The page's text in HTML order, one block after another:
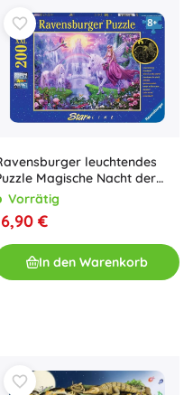
leuchtendes
Magische Nacht der
XXL 200 Teile
Vorrätig
€
In den Warenkorb